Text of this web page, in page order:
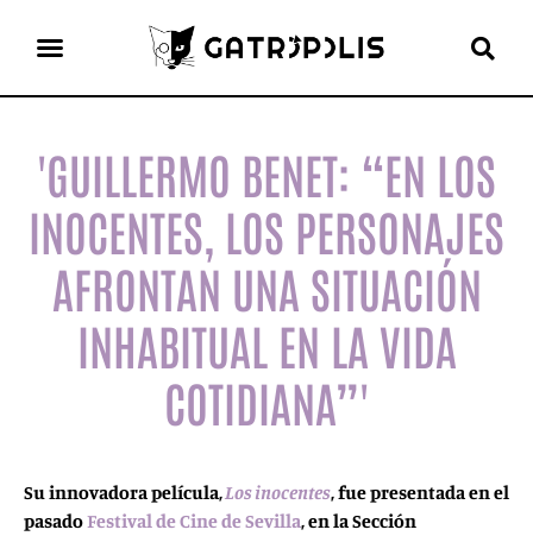
'GUILLERMO BENET: “EN LOS
INOCENTES, LOS PERSONAJES
AFRONTAN UNA SITUACIÓN
INHABITUAL EN LA VIDA
COTIDIANA”'
Su innovadora película,Los inocentes, fue presentada en el
pasadoFestival de Cine de Sevilla, en la Sección